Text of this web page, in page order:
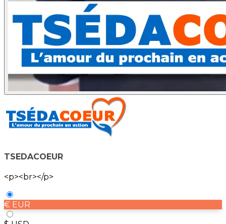
TSEDACOEUR
<p><br></p>
€ EUR